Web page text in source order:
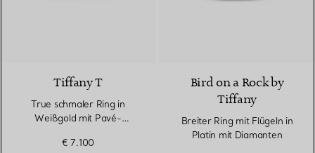
Tiffany T
True schmaler Ring in
Weißgold mit Pavé-
€ 7.100
Bird on a Rock by
Tiffany
Breiter Ring mit Flügeln in
Platin mit Diamanten